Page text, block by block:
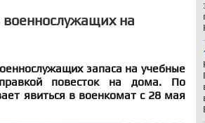
военнослужащих на
запаса на учебные
повесток на дома. По
явиться в военкомат с 28 мая